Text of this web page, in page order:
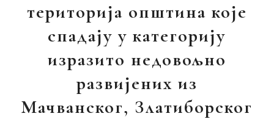
територија општина које
спадају у категорију
изразито недовољно
развијених из
Мачванског, Златиборског